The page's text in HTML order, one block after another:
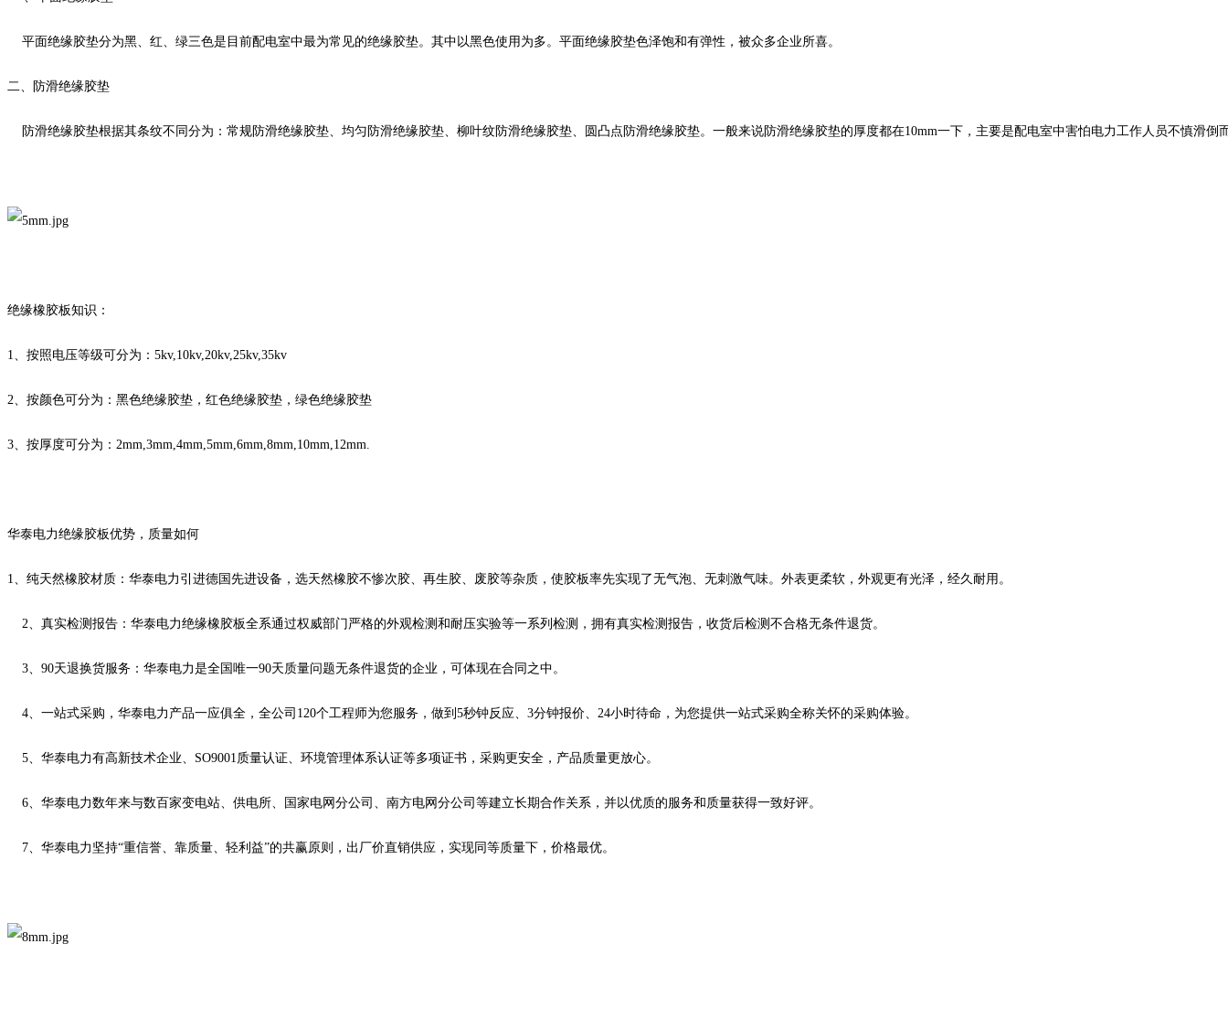
平面绝缘胶垫分为黑、红、绿三色是目前配电室中最为常见的绝缘胶垫。其中以黑色使用为多。平面绝缘胶垫色泽饱和有弹性，被众多企业所喜。
二、防滑绝缘胶垫
防滑绝缘胶垫根据其条纹不同分为：常规防滑绝缘胶垫、均匀防滑绝缘胶垫、柳叶纹防滑绝缘胶垫、圆凸点防滑绝缘胶垫。一般来说防滑绝缘胶垫的厚度都在10mm一下，主要是配电室中害怕电力工作人员不慎滑
绝缘橡胶板知识：
1、按照电压等级可分为：5kv,10kv,20kv,25kv,35kv
2、按颜色可分为：黑色绝缘胶垫，红色绝缘胶垫，绿色绝缘胶垫
3、按厚度可分为：2mm,3mm,4mm,5mm,6mm,8mm,10mm,12mm.
华泰电力绝缘胶板优势，质量如何
1、纯天然橡胶材质：华泰电力引进德国先进设备，选天然橡胶不惨次胶、再生胶、废胶等杂质，使胶板率先实现了无气泡、无刺激气味。外表更柔软，外观更有光泽，经久耐用。
2、真实检测报告：华泰电力绝缘橡胶板全系通过权威部门严格的外观检测和耐压实验等一系列检测，拥有真实检测报告，收货后检测不合格无条件退货。
3、90天退换货服务：华泰电力是全国唯一90天质量问题无条件退货的企业，可体现在合同之中。
4、一站式采购，华泰电力产品一应俱全，全公司120个工程师为您服务，做到5秒钟反应、3分钟报价、24小时待命，为您提供一站式采购全称关怀的采购体验。
5、华泰电力有高新技术企业、SO9001质量认证、环境管理体系认证等多项证书，采购更安全，产品质量更放心。
6、华泰电力数年来与数百家变电站、供电所、国家电网分公司、南方电网分公司等建立长期合作关系，并以优质的服务和质量获得一致好评。
7、华泰电力坚持“重信誉、靠质量、轻利益”的共赢原则，出厂价直销供应，实现同等质量下，价格最优。